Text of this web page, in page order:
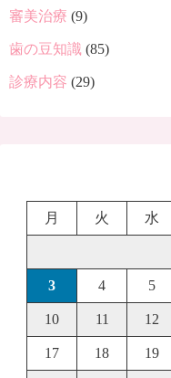
審美治療 (9)
歯の豆知識 (85)
診療内容 (29)
月
火 水
3 4 5
10 11 12
17 18 19